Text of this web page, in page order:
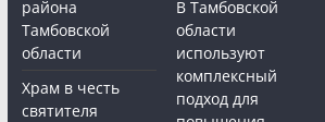
района
Тамбовской
области
Храм в честь
святителя
В Тамбовской
области
используют
комплексный
подход для